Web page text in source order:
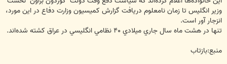
وزير انگليس تا زمان نامعلوم دريافت گزارش كميسيون وزارت دفاع در اين مورد،
انزجار آور است.
تنها در هشت ماه سال جاري ميلادي ‪ ۴۰‬نظامي انگليسي در عراق كشته شده‌اند.
منبع:بازتاب